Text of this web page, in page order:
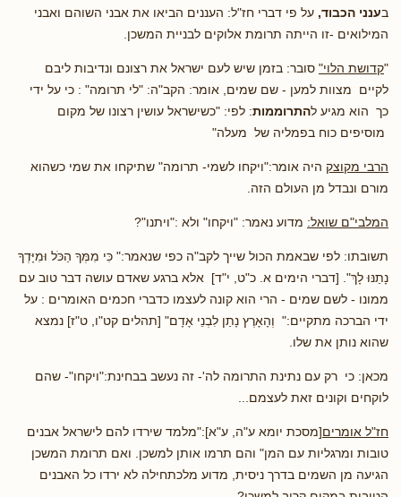
בענני הכבוד, על פי דברי חז"ל: העננים הביאו את אבני השוהם ואבני
המילואים -זו הייתה תרומת אלוקים לבניית המשכן.
"קדושת הלוי" סובר: בזמן שיש לעם ישראל את רצונם ונדיבות ליבם
לקיים מצוות למען - שם שמים, אומר: הקב"ה: "לי תרומה" : כי על ידי
כך הוא מגיע להתרוממות: לפי: "כשישראל עושין רצונו של מקום
מוסיפים כוח בפמליה של מעלה"
הרבי מקוצק היה אומר:"ויקחו לשמי- תרומה" שתיקחו את שמי כשהוא
מורם ונבדל מן העולם הזה.
המלבי"ם שואל: מדוע נאמר: "ויקחו" ולא :"ויתנו"?
תשובתו: לפי שבאמת הכול שייך לקב"ה כפי שנאמר:" כִּי מִמְּךָ הַכֹּל וּמִיָּדְךָ
נָתַנּוּ לָךְ". [דברי הימים א. כ"ט, י"ד] אלא ברגע שאדם עושה דבר טוב עם
ממונו - לשם שמים - הרי הוא קונה לעצמו כדברי חכמים האומרים : על
ידי הברכה מתקיים:" וְהָאָרֶץ נָתַן לִבְנֵי אָדָם" [תהלים קט"ו, ט"ז] נמצא
שהוא נותן את שלו.
מכאן: כי רק עם נתינת התרומה לה'- זה נעשב בבחינת:"ויקחו"- שהם
לוקחים וקונים זאת לעצמם...
חז"ל אומרים[מסכת יומא ע"ה, ע"א]:"מלמד שירדו להם לישראל אבנים
טובות ומרגליות עם המן" והם תרמו אותן למשכן. ואם תרומת המשכן
הגיעה מן השמים בדרך ניסית, מדוע מלכתחילה לא ירדו כל האבנים